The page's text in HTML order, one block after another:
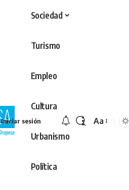
Sociedad
Turismo
Empleo
Cultura
Urbanismo
Política
Iniciar sesión Aa